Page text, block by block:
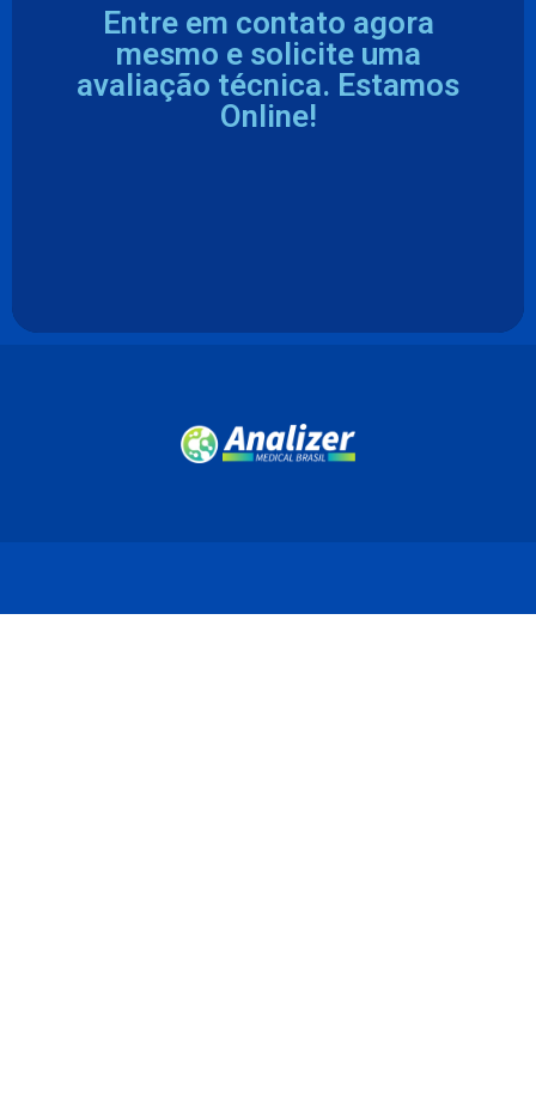
Entre em contato agora
mesmo e solicite uma
avaliação técnica. Estamos
Online!